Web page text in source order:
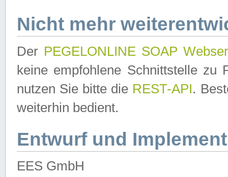
Nicht mehr
Der PEGELONLINE SOAP
keine empfohlene Schnittstelle zu
nutzen Sie bitte die REST-API.
weiterhin bedient.
Entwurf und
EES GmbH